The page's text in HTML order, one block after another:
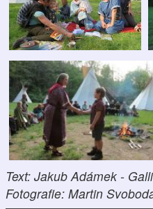
Text: Jakub Adámek -
Fotografie: Martin